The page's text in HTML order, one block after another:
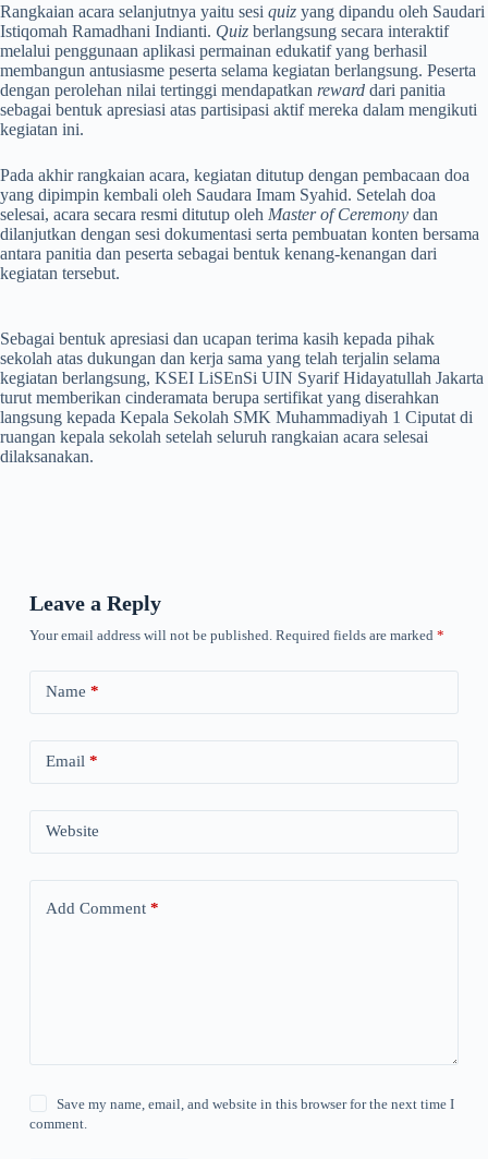
Rangkaian acara selanjutnya yaitu sesi quiz yang dipandu oleh Saudari
Istiqomah Ramadhani Indianti. Quiz berlangsung secara interaktif
melalui penggunaan aplikasi permainan edukatif yang berhasil
membangun antusiasme peserta selama kegiatan berlangsung. Peserta
dengan perolehan nilai tertinggi mendapatkan reward dari panitia
sebagai bentuk apresiasi atas partisipasi aktif mereka dalam mengikuti
kegiatan ini.
Pada akhir rangkaian acara, kegiatan ditutup dengan pembacaan doa
yang dipimpin kembali oleh Saudara Imam Syahid. Setelah doa
selesai, acara secara resmi ditutup oleh Master of Ceremony dan
dilanjutkan dengan sesi dokumentasi serta pembuatan konten bersama
antara panitia dan peserta sebagai bentuk kenang-kenangan dari
kegiatan tersebut.
Sebagai bentuk apresiasi dan ucapan terima kasih kepada pihak
sekolah atas dukungan dan kerja sama yang telah terjalin selama
kegiatan berlangsung, KSEI LiSEnSi UIN Syarif Hidayatullah Jakarta
turut memberikan cinderamata berupa sertifikat yang diserahkan
langsung kepada Kepala Sekolah SMK Muhammadiyah 1 Ciputat di
ruangan kepala sekolah setelah seluruh rangkaian acara selesai
dilaksanakan.
Leave a Reply
Your email address will not be published. Required fields are marked *
Name *
Email*
Website
Add Comment*
Save my name, email, and website in this browser for the next time I
comment.